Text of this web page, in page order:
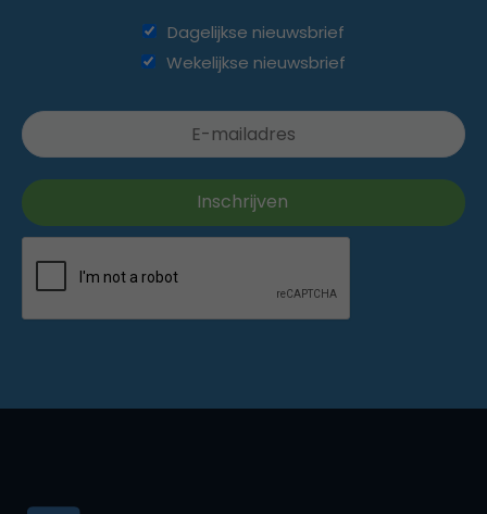
Dagelijkse nieuwsbrief
Wekelijkse nieuwsbrief